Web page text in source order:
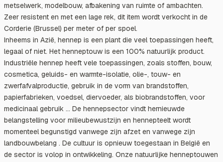
metselwerk, modelbouw, afbakening van ruimte of ambachten.
Zeer resistent en met een lage rek, dit item wordt verkocht in de
Corderie (Brussel) per meter of per spoel.
Inheems in Azië, hennep is een plant die veel toepassingen heeft,
legaal of niet. Het henneptouw is een 100% natuurlijk product.
Industriële hennep heeft vele toepassingen, zoals stoffen, bouw,
cosmetica, geluids- en warmte-isolatie, olie-, touw- en
zwerfafvalproductie, gebruik in de vorm van brandstoffen,
papierfabrieken, voedsel, diervoeder, als biobrandstoffen, voor
medicinaal gebruik ... De hennepsector vindt hernieuwde
belangstelling voor milieubewustzijn en hennepteelt wordt
momenteel begunstigd vanwege zijn afzet en vanwege zijn
landbouwbelang . De cultuur is opnieuw toegestaan in België en
de sector is volop in ontwikkeling. Onze natuurlijke henneptouwen